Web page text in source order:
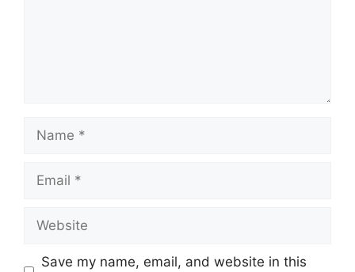
Save my name, email, and website in this